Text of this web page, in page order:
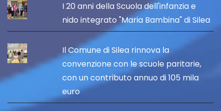
I 20 anni della Scuola dell'infanzia e
nido integrato "Maria Bambina" di Silea
Il Comune di Silea rinnova la
convenzione con le scuole paritarie,
con un contributo annuo di 105 mila
euro